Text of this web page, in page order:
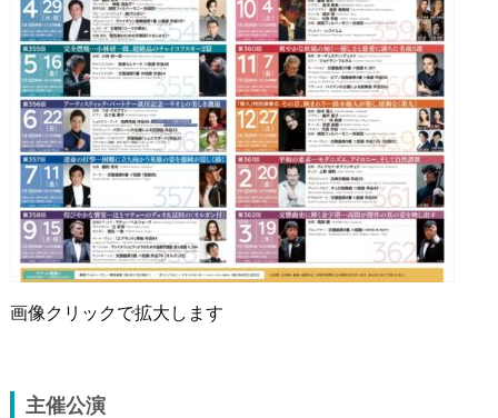
画像クリックで拡大します
主催公演